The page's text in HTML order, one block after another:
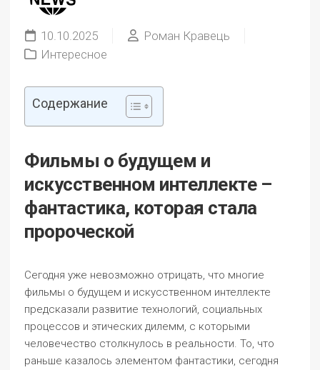
10.10.2025
Роман Кравець
Интересное
Содержание
Фильмы о будущем и
искусственном интеллекте –
фантастика, которая стала
пророческой
Сегодня уже невозможно отрицать, что многие
фильмы о будущем и искусственном интеллекте
предсказали развитие технологий, социальных
процессов и этических дилемм, с которыми
человечество столкнулось в реальности. То, что
раньше казалось элементом фантастики, сегодня